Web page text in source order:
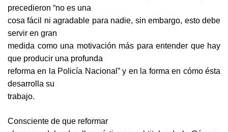
precedieron “no es una
cosa fácil ni agradable para nadie, sin embargo, esto debe
servir en gran
medida como una motivación más para entender que hay
que producir una profunda
reforma en la Policía Nacional” y en la forma en cómo ésta
desarrolla su
trabajo.
Consciente de que reformar